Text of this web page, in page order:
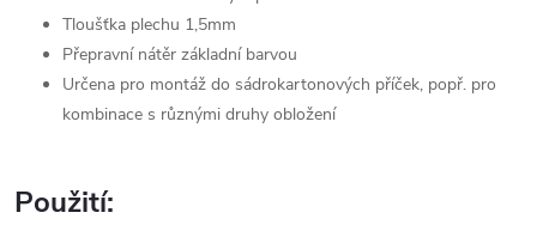
Tloušťka plechu 1,5mm
Přepravní nátěr základní barvou
Určena pro montáž do sádrokartonových příček, popř. pro
kombinace s různými druhy obložení
Použití: